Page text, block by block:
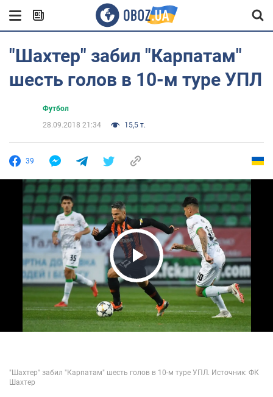
"Шахтер" забил "Карпатам"
шесть голов в 10-м туре УПЛ
Футбол
28.09.2018 21:34
15,5 т.
39
Play Video